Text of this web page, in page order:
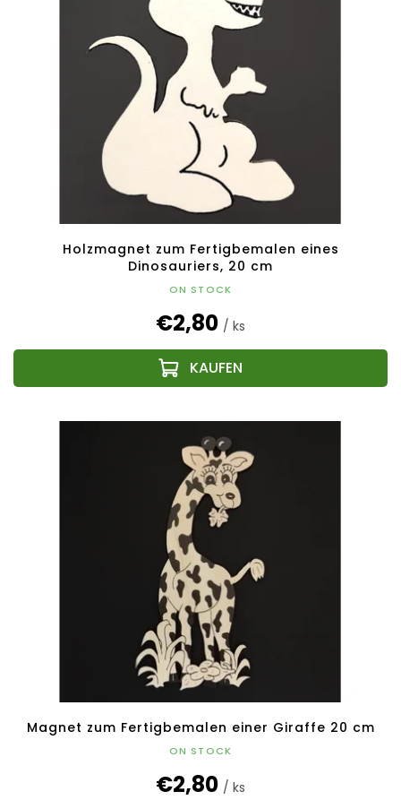
Holzmagnet zum Fertigbemalen eines
Dinosauriers, 20 cm
ON STOCK
€2,80 / ks
Magnet zum Fertigbemalen einer Giraffe 20 cm
ON STOCK
€2,80 / ks